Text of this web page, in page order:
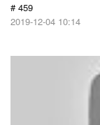
# 459
2019-12-04 10:14